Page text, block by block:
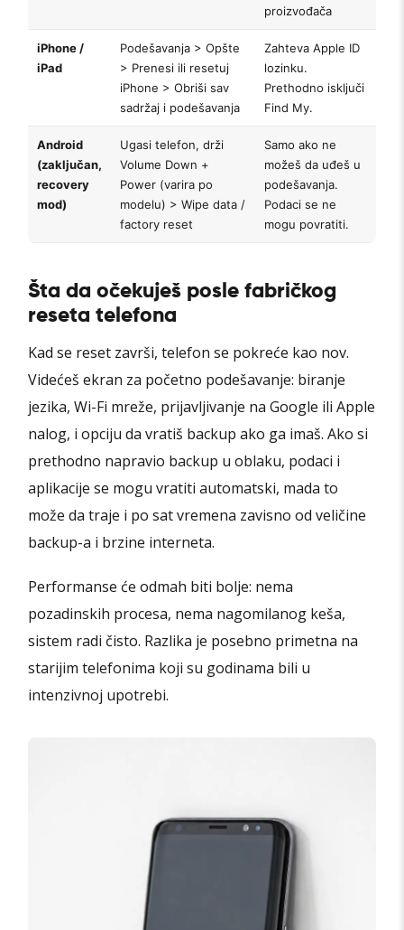
proizvođača
iPhone /
iPad
Podešavanja > Opšte
> Prenesi ili resetuj
iPhone > Obriši sav
sadržaj i podešavanja
Zahteva Apple ID
lozinku.
Prethodno isključi
Find My.
Android
(zaključan,
recovery
mod)
Ugasi telefon, drži
Volume Down +
Power (varira po
modelu) > Wipe data /
factory reset
Samo ako ne
možeš da uđeš u
podešavanja.
Podaci se ne
mogu povratiti.
Šta da očekuješ posle fabričkog
reseta telefona
Kad se reset završi, telefon se pokreće kao nov.
Videćeš ekran za početno podešavanje: biranje
jezika, Wi-Fi mreže, prijavljivanje na Google ili Apple
nalog, i opciju da vratiš backup ako ga imaš. Ako si
prethodno napravio backup u oblaku, podaci i
aplikacije se mogu vratiti automatski, mada to
može da traje i po sat vremena zavisno od veličine
backup-a i brzine interneta.
Performanse će odmah biti bolje: nema
pozadinskih procesa, nema nagomilanog keša,
sistem radi čisto. Razlika je posebno primetna na
starijim telefonima koji su godinama bili u
intenzivnoj upotrebi.